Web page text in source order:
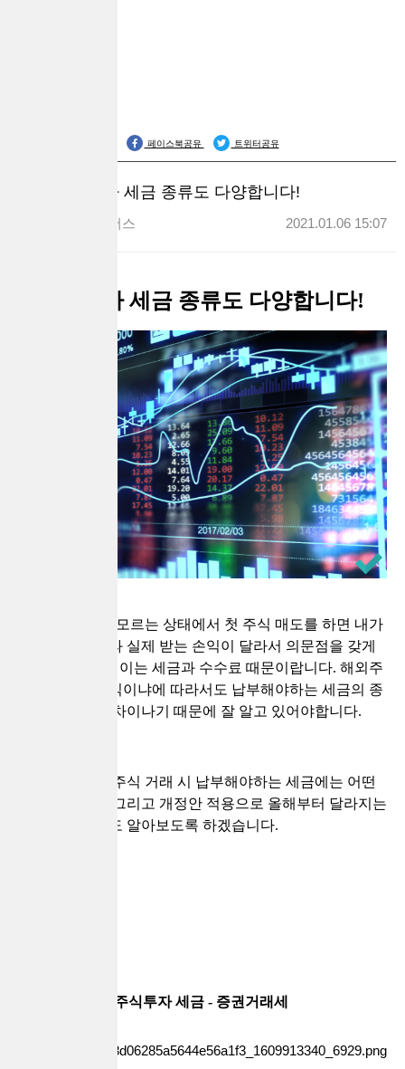
페이스북공유 트위터공유
주식투자 세금 종류도 다양합니다!
대출브라더스 2021.01.06 15:07
주식투자 세금 종류도 다양합니다!
주식에 대해 잘 모르는 상태에서 첫 주식 매도를 하면 내가
예상했던 손익과 실제 받는 손익이 달라서 의문점을 갖게
될 수 있는데요, 이는 세금과 수수료 때문이랍니다. 해외주
식이냐 국내주식이냐에 따라서도 납부해야하는 세금의 종
류와 공제액이 차이나기 때문에 잘 알고 있어야합니다.
그레서 오늘은 주식 거래 시 납부해야하는 세금에는 어떤
종류가 있는지 그리고 개정안 적용으로 올해부터 달라지는
부분에 대해서도 알아보도록 하겠습니다.
주식투자 세금 - 증권거래세